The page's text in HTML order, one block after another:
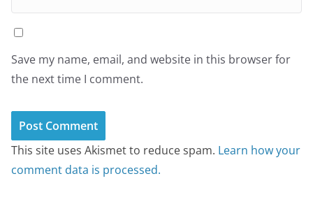
Save my name, email, and website in this browser for
the next time I comment.
This site uses Akismet to reduce spam. Learn how your
comment data is processed.